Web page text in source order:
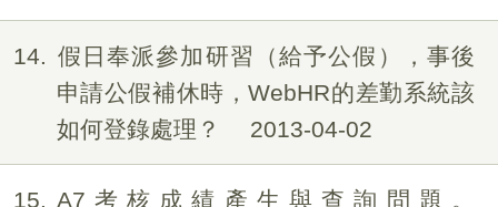
14
假日奉派參加研習（給予公假），事後
申請公假補休時，WebHR的差勤系統該
如何登錄處理？
2013-04-02
15
A7考核成績產生與查詢問題。